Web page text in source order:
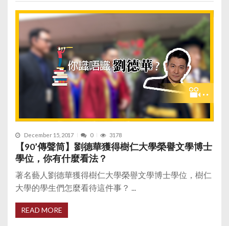
December 15, 2017 0 3178
【90’傳聲筒】劉德華獲得樹仁大學榮譽文學博士
學位，你有什麼看法？
著名藝人劉德華獲得樹仁大學榮譽文學博士學位，樹仁
大學的學生們怎麼看待這件事？ ...
READ MORE